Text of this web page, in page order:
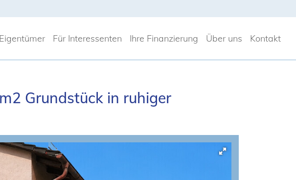
Für Interessenten Ihre Finanzierung Über uns Kontakt
Grundstück in ruhiger